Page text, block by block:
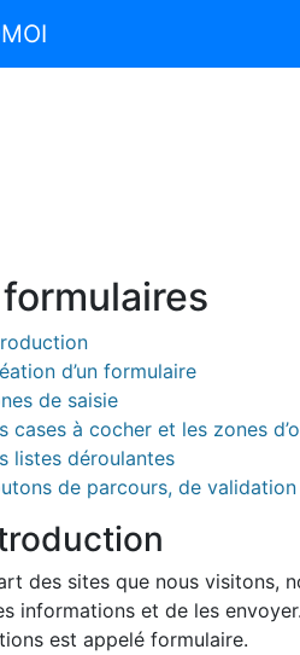
d’un formulaire
de saisie
cases à cocher et les zones
listes déroulantes
de parcours, de validation
des sites que nous visitons,
informations et de les
est appelé formulaire.